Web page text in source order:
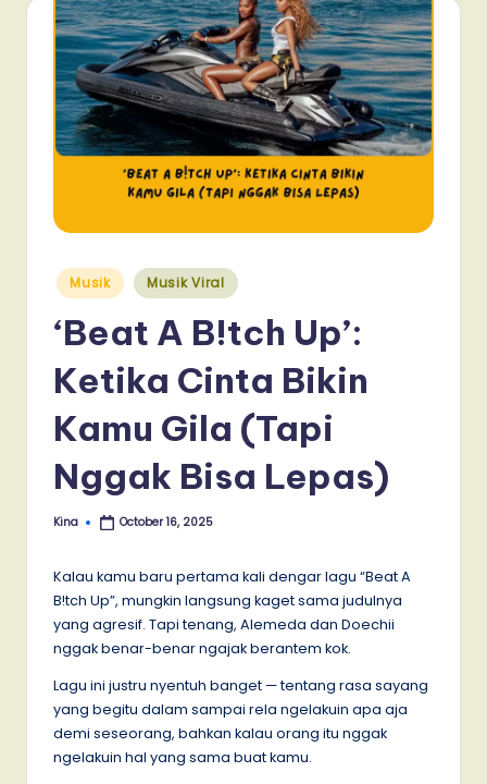
Posted
in
Musik Musik Viral
‘Beat A B!tch Up’:
Ketika Cinta Bikin
Kamu Gila (Tapi
Nggak Bisa Lepas)
Posted
Kina October 16, 2025
Kalau kamu baru pertama kali dengar lagu “Beat A
B!tch Up”, mungkin langsung kaget sama judulnya
yang agresif. Tapi tenang, Alemeda dan Doechii
nggak benar-benar ngajak berantem kok.
Lagu ini justru nyentuh banget — tentang rasa sayang
yang begitu dalam sampai rela ngelakuin apa aja
demi seseorang, bahkan kalau orang itu nggak
ngelakuin hal yang sama buat kamu.